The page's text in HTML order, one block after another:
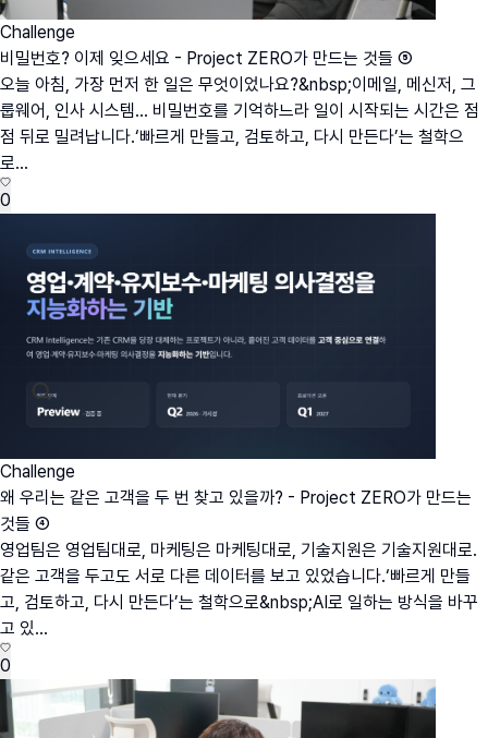
Challenge
비밀번호? 이제 잊으세요 - Project ZERO가 만드는 것들 ⑤
오늘 아침, 가장 먼저 한 일은 무엇이었나요?&nbsp;이메일, 메신저, 그
룹웨어, 인사 시스템… 비밀번호를 기억하느라 일이 시작되는 시간은 점
점 뒤로 밀려납니다.‘빠르게 만들고, 검토하고, 다시 만든다’는 철학으
로...
0
Challenge
왜 우리는 같은 고객을 두 번 찾고 있을까? - Project ZERO가 만드는
것들 ④
영업팀은 영업팀대로, 마케팅은 마케팅대로, 기술지원은 기술지원대로.
같은 고객을 두고도 서로 다른 데이터를 보고 있었습니다.‘빠르게 만들
고, 검토하고, 다시 만든다’는 철학으로&nbsp;AI로 일하는 방식을 바꾸
고 있...
0